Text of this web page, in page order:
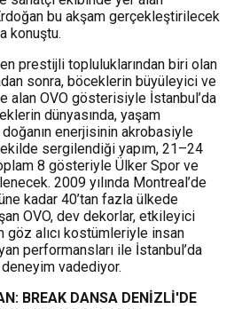
bu akşam gerçekleştirilecek
konuştu.
en prestijli topluluklarından biri olan
sonra, böceklerin büyüleyici ve
alan OVO gösterisiyle İstanbul’da
dünyasında, yaşam
enerjisinin akrobasiyle
sergilendiği yapım, 21–24
8 gösteriyle Ülker Spor ve
2009 yılında Montreal’de
kadar 40’tan fazla ülkede
OVO, dev dekorlar, etkileyici
göz alıcı kostümleriyle insan
performansları ile İstanbul’da
vadediyor.
BREAK DANSA DENİZLİ'DE